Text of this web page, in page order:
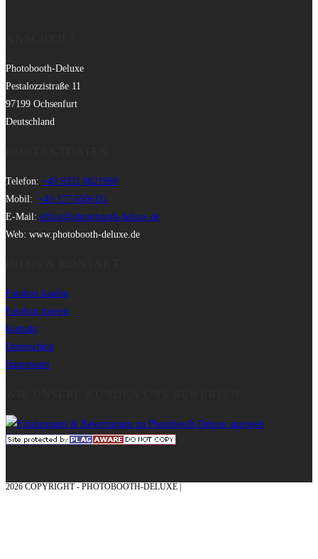
Photobooth-Deluxe
Pestalozzistraße 11
97199 Ochsenfurt
Deutschland
Telefon: +49 9331 8021990
Mobil: +49 177 6506111
E-Mail: office@photobooth-deluxe.de
Web: www.photobooth-deluxe.de
Fotobox kaufen
Fotobox mieten
Kontakt
Datenschutz
Impressum
2026 COPYRIGHT - PHOTOBOOTH-DELUXE |